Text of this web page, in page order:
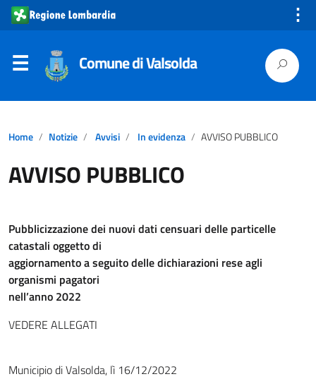
⋮
Comune di Valsolda
Home Notizie Avvisi In evidenza AVVISO PUBBLICO
AVVISO PUBBLICO
Pubblicizzazione dei nuovi dati censuari delle particelle
catastali oggetto di
aggiornamento a seguito delle dichiarazioni rese agli
organismi pagatori
nell’anno 2022
VEDERE ALLEGATI
Municipio di Valsolda, lì 16/12/2022